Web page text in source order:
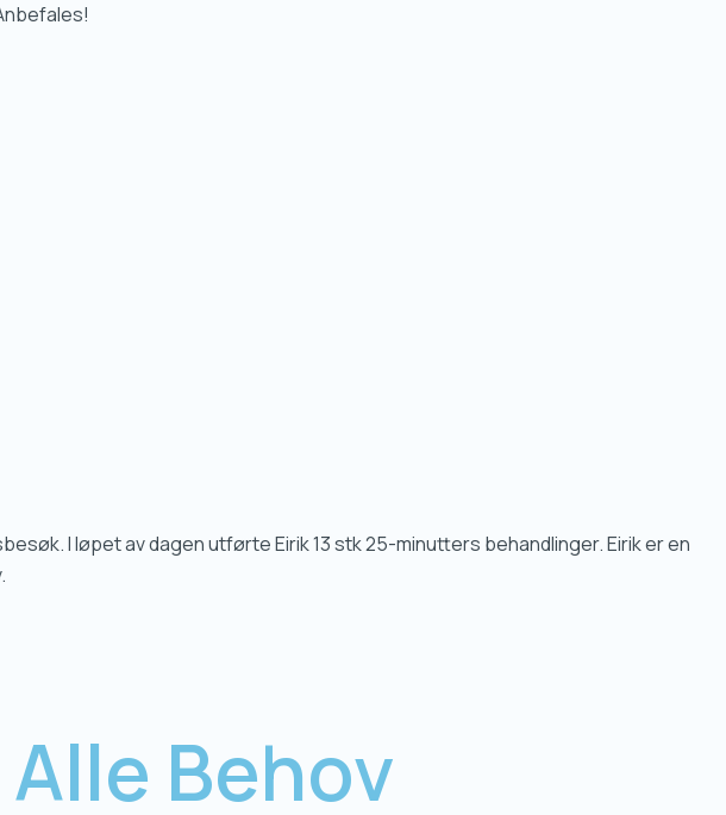
I løpet av dagen utførte Eirik 13 stk 25-minutters behandlinger. Eirik er en
Alle Behov